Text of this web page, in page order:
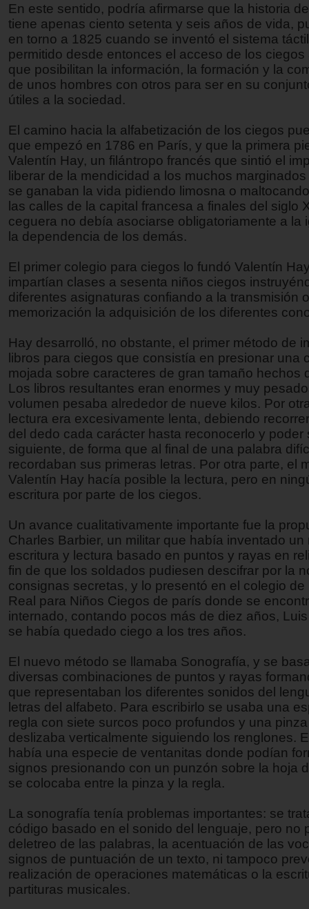
En este sentido, podría afirmarse que la historia
tiene apenas ciento setenta y seis años de vida,
en torno a 1825 cuando se inventó el sistema
permitido desde entonces el acceso de los ciegos
que posibilitan la información, la formación y la
de unos hombres con otros para ser en su
útiles a la sociedad.
El camino hacia la alfabetización de los ciegos
que empezó en 1786 en París, y que la primera
Valentín Hay, un filántropo francés que sintió el
liberar de la mendicidad a los muchos
se ganaban la vida pidiendo limosna o
las calles de la capital francesa a finales del siglo
ceguera no debía asociarse obligatoriamente a la
la dependencia de los demás.
El primer colegio para ciegos lo fundó Valentín
impartían clases a sesenta niños ciegos
diferentes asignaturas confiando a la transmisión
memorización la adquisición de los diferentes
Hay desarrolló, no obstante, el primer método de
libros para ciegos que consistía en presionar una
mojada sobre caracteres de gran tamaño hechos
Los libros resultantes eran enormes y muy
volumen pesaba alrededor de nueve kilos. Por
lectura era excesivamente lenta, debiendo
del dedo cada carácter hasta reconocerlo y poder
siguiente, de forma que al final de una palabra
recordaban sus primeras letras. Por otra parte, el
Valentín Hay hacía posible la lectura, pero en
escritura por parte de los ciegos.
Un avance cualitativamente importante fue la
Charles Barbier, un militar que había inventado un
escritura y lectura basado en puntos y rayas en
fin de que los soldados pudiesen descifrar por la
consignas secretas, y lo presentó en el colegio de
Real para Niños Ciegos de parís donde se
internado, contando pocos más de diez años,
se había quedado ciego a los tres años.
El nuevo método se llamaba Sonografía, y se
diversas combinaciones de puntos y rayas
que representaban los diferentes sonidos del
letras del alfabeto. Para escribirlo se usaba una
regla con siete surcos poco profundos y una
deslizaba verticalmente siguiendo los renglones.
había una especie de ventanitas donde podían
signos presionando con un punzón sobre la hoja
se colocaba entre la pinza y la regla.
La sonografía tenía problemas importantes: se
código basado en el sonido del lenguaje, pero no
deletreo de las palabras, la acentuación de las
signos de puntuación de un texto, ni tampoco
realización de operaciones matemáticas o la
partituras musicales.